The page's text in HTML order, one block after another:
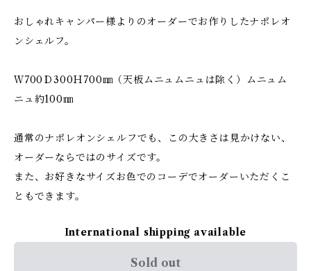
おしゃれキャンパー様よりのオーダーでお作りしたナポレオ
ンシェルフ。
Ｗ700Ｄ300Ｈ700㎜（天板ムニュムニュは除く）ムニュム
ニュ約100㎜
通常のナポレオンシェルフでも、この大きさは見かけない、
オーダーならではのサイズです。
また、お好きなサイズお色でのコーデでオーダーいただくこ
ともできます。
International shipping available
Sold out